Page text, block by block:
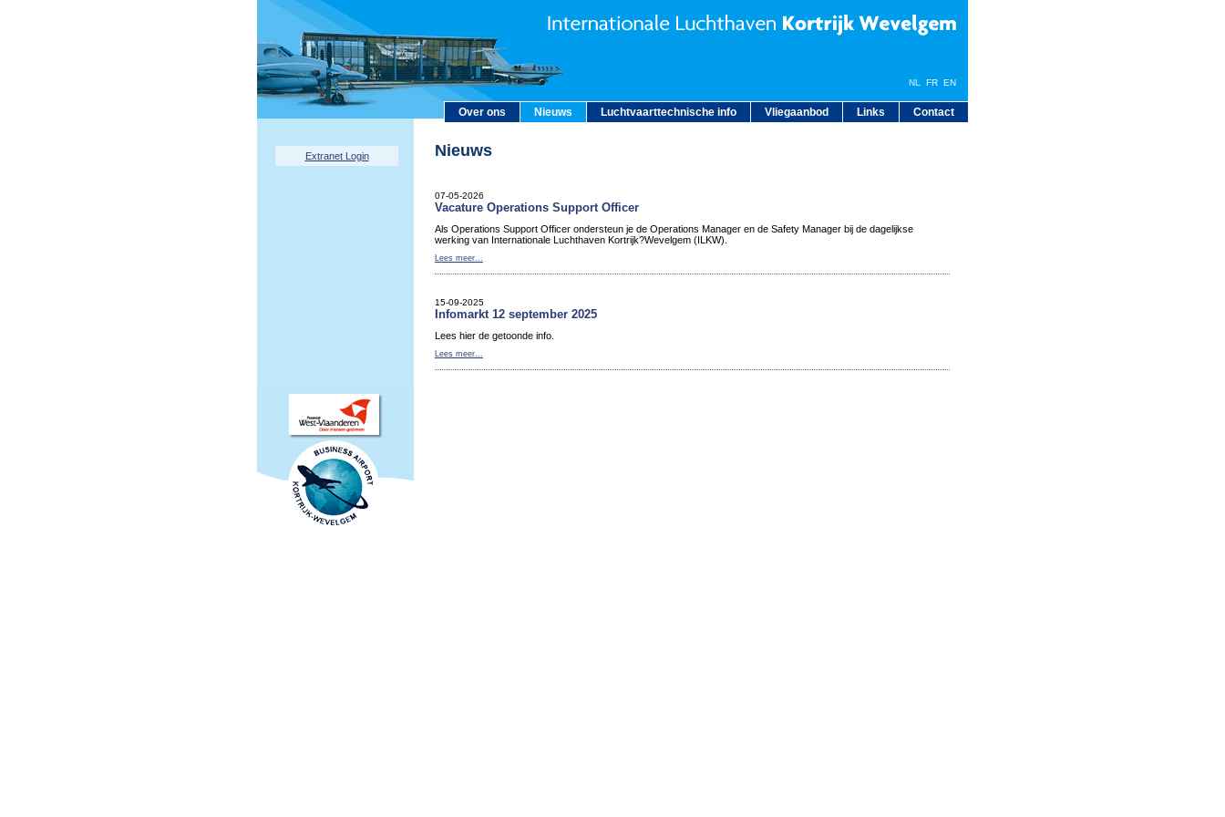
Over ons Nieuws Luchtvaarttechnische info Vliegaanbod Links Contact
NL FR EN
Extranet Login Nieuws
07-05-2026
Vacature Operations Support Officer
Als Operations Support Officer ondersteun je de Operations Manager en de Safety Manager bij de dagelijkse
werking van Internationale Luchthaven Kortrijk?Wevelgem (ILKW).
Lees meer...
15-09-2025
Infomarkt 12 september 2025
Lees hier de getoonde info.
Lees meer...